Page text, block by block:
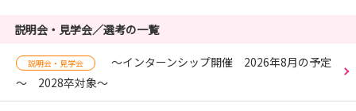
説明会・見学会／選考の一覧
説明会・見学会
～インターンシップ開催 2026年8月の予定
～ 2028卒対象～